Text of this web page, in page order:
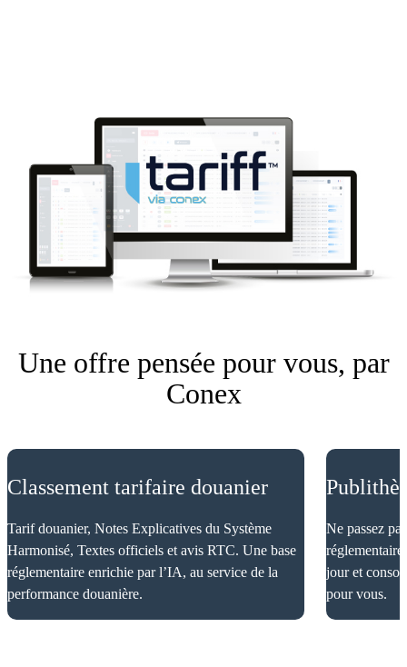
Une offre pensée pour vous, par
Conex
Classement tarifaire douanier
Tarif douanier, Notes Explicatives du Système
Harmonisé, Textes officiels et avis RTC. Une base
réglementaire enrichie par l’IA, au service de la
performance douanière.
Ne passez
jour et
pour vous.